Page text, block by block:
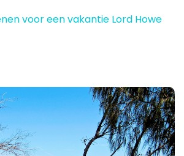
voor een vakantie Lord Howe